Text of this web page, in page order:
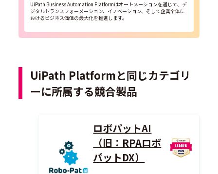
UiPath Business Automation Platformはオートメーションを通じて、デ
ジタルトランスフォーメーション、イノベーション、そして企業全体に
おけるビジネス価値の最大化を推進します。
UiPath Platformと同じカテゴリ
ーに所属する競合製品
ロボパットAI
（旧：RPAロボ
パットDX）